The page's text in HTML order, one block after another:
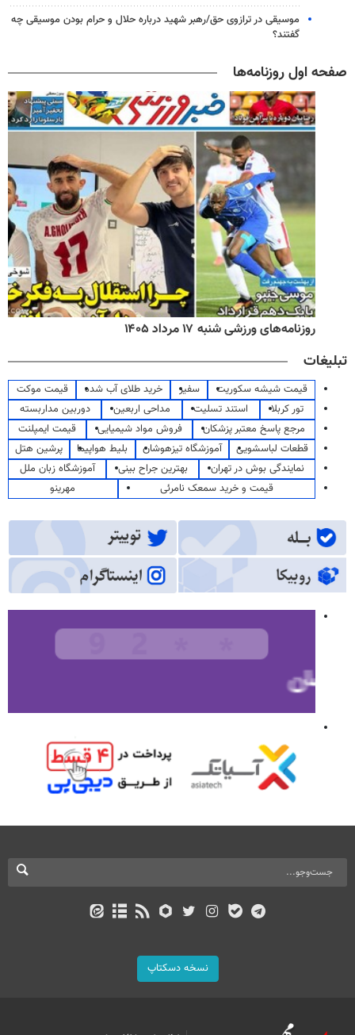
موسیقی در ترازوی حق/رهبر شهید درباره حلال و حرام بودن موسیقی چه
گفتند؟
صفحه اول روزنامه‌ها
روزنامه‌های ورزشی شنبه ۱۷ مرداد ۱۴۰۵
تبلیغات
قیمت شیشه سکوریت سفیر خرید طلای آب شده
قیمت موکت
تور کربلا
استند تسلیت مداحی اربعین
دوربین مداربسته
مرجع پاسخ معتبر پزشکان
فروش مواد شیمیایی
قیمت ایمپلنت
قطعات لباسشویی
آموزشگاه تیزهوشان بلیط هواپیما
پرشین هتل
نمایندگی بوش در تهران
بهترین جراح بینی
آموزشگاه زبان ملل
قیمت و خرید سمعک نامرئی
مهرینو
نسخه دسکتاپ